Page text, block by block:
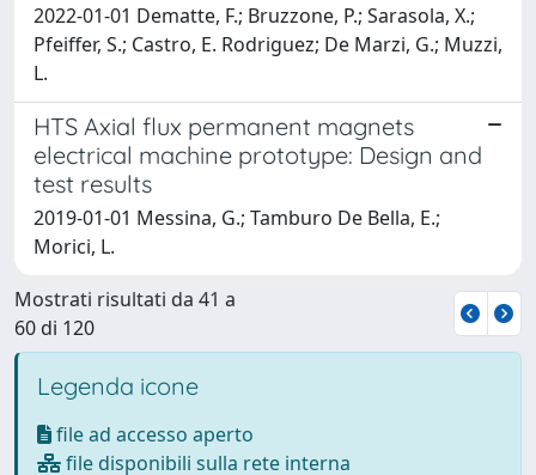
2022-01-01 Dematte, F.; Bruzzone, P.; Sarasola, X.;
Pfeiffer, S.; Castro, E. Rodriguez; De Marzi, G.; Muzzi,
L.
HTS Axial flux permanent magnets
electrical machine prototype: Design and
test results
2019-01-01 Messina, G.; Tamburo De Bella, E.;
Morici, L.
Mostrati risultati da 41 a
60 di 120
Legenda icone
file ad accesso aperto
file disponibili sulla rete interna